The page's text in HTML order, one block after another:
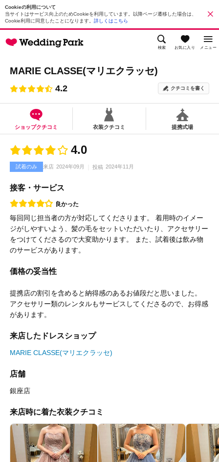
Cookieの利用について
当サイトはサービス向上のためCookieを利用しています。以降ページ遷移した場合は、
Cookie利用に同意したことになります。 詳しくはこちら
検索 お気に入り メニュー
MARIE CLASSE(マリエクラッセ)
4.2 クチコミを書く
ショップクチコミ 衣装クチコミ 提携式場
4.0
試着のみ 来店 2024年09月 投稿 2024年11月
接客・サービス
良かった
毎回同じ担当者の方が対応してくださります。 着用時のイメー
ジがしやすいよう、髪の毛をセットいただいたり、アクセサリー
をつけてくださるので大変助かります。 また、試着後は飲み物
のサービスがあります。
価格の妥当性
提携店の割引を含めると納得感のあるお値段だと思いました。
アクセサリー類のレンタルもサービスしてくださるので、お得感
があります。
来店したドレスショップ
MARIE CLASSE(マリエクラッセ)
店舗
銀座店
来店時に着た衣装クチコミ